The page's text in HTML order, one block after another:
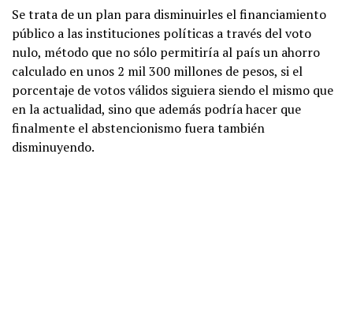
Se trata de un plan para disminuirles el financiamiento
público a las instituciones políticas a través del voto
nulo, método que no sólo permitiría al país un ahorro
calculado en unos 2 mil 300 millones de pesos, si el
porcentaje de votos válidos siguiera siendo el mismo que
en la actualidad, sino que además podría hacer que
finalmente el abstencionismo fuera también
disminuyendo.